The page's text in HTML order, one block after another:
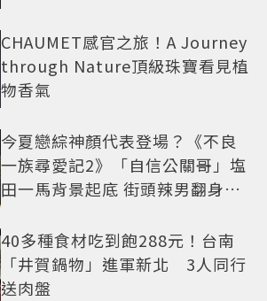
CHAUMET感官之旅！A Journey
through Nature頂級珠寶看見植
物香氣
今夏戀綜神顏代表登場？《不良
一族尋愛記2》「自信公關哥」塩
田一馬背景起底 街頭辣男翻身當
40多種食材吃到飽288元！台南
「井賀鍋物」進軍新北 3人同行
送肉盤